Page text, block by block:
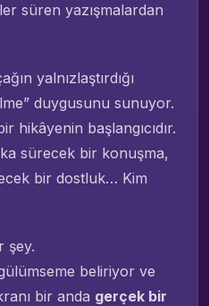
süren yazışmalardan
yalnızlaştırdığı
duygusunu sunuyor.
hikâyenin başlangıcıdır.
sürecek bir konuşma,
bir dostluk… Kim
şey.
beliriyor ve
bir anda gerçek bir